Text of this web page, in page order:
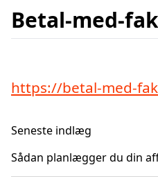
Betal-med-
https://betal-med-
Seneste indlæg
Sådan planlægger du din